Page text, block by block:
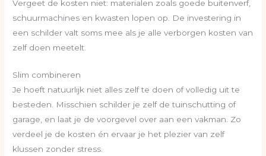
Vergeet de kosten niet: materialen zoals goede buitenverf,
schuurmachines en kwasten lopen op. De investering in
een schilder valt soms mee als je alle verborgen kosten van
zelf doen meetelt.
Slim combineren
Je hoeft natuurlijk niet alles zelf te doen of volledig uit te
besteden. Misschien schilder je zelf de tuinschutting of
garage, en laat je de voorgevel over aan een vakman. Zo
verdeel je de kosten én ervaar je het plezier van zelf
klussen zonder stress.